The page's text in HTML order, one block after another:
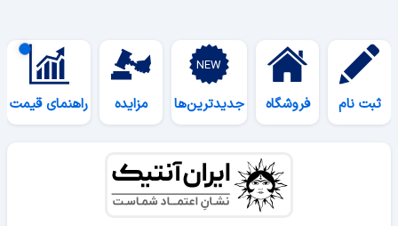
ثبت نام فروشگاه جدیدترین‌ها مزایده راهنمای قیمت